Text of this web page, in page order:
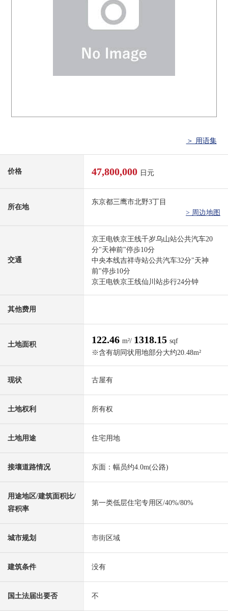
＞ 用语集
价格 47,800,000 日元
所在地
东京都三鹰市北野3丁目
> 周边地图
交通
京王电铁京王线千岁乌山站公共汽车20
分"天神前"停歩10分
中央本线吉祥寺站公共汽车32分"天神
前"停歩10分
京王电铁京王线仙川站步行24分钟
其他费用
土地面积 122.46 m²/ 1318.15 sqf
※含有胡同状用地部分大约20.48m²
现状 古屋有
土地权利 所有权
土地用途 住宅用地
接壤道路情况 东面：幅员约4.0m(公路)
用途地区/建筑面积比/
容积率
第一类低层住宅专用区/40%/80%
城市规划 市街区域
建筑条件 没有
国土法届出要否 不